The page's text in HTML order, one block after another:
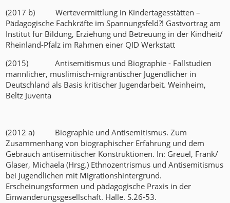
(2017 b) Wertevermittlung in Kindertagesstätten –
Pädagogische Fachkräfte im Spannungsfeld?! Gastvortrag am
Institut für Bildung, Erziehung und Betreuung in der Kindheit/
Rheinland-Pfalz im Rahmen einer QID Werkstatt
(2015) Antisemitismus und Biographie - Fallstudien
männlicher, muslimisch-migrantischer Jugendlicher in
Deutschland als Basis kritischer Jugendarbeit. Weinheim,
Beltz Juventa
(2012 a) Biographie und Antisemitismus. Zum
Zusammenhang von biographischer Erfahrung und dem
Gebrauch antisemitischer Konstruktionen. In: Greuel, Frank/
Glaser, Michaela (Hrsg.) Ethnozentrismus und Antisemitismus
bei Jugendlichen mit Migrationshintergrund.
Erscheinungsformen und pädagogische Praxis in der
Einwanderungsgesellschaft. Halle. S.26-53.